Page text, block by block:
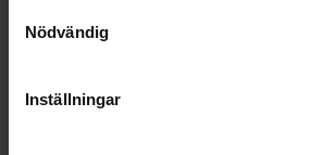
Nödvändig
Inställningar